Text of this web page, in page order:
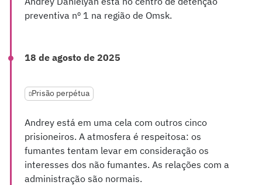
preventiva nº 1 na região de Omsk.
18 de agosto de 2025
Prisão perpétua
Andrey está em uma cela com outros cinco
prisioneiros. A atmosfera é respeitosa: os
fumantes tentam levar em consideração os
interesses dos não fumantes. As relações com a
administração são normais.